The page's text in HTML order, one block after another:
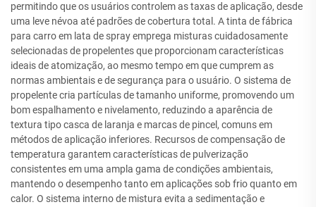
permitindo que os usuários controlem as taxas de aplicação, desde
uma leve névoa até padrões de cobertura total. A tinta de fábrica
para carro em lata de spray emprega misturas cuidadosamente
selecionadas de propelentes que proporcionam características
ideais de atomização, ao mesmo tempo em que cumprem as
normas ambientais e de segurança para o usuário. O sistema de
propelente cria partículas de tamanho uniforme, promovendo um
bom espalhamento e nivelamento, reduzindo a aparência de
textura tipo casca de laranja e marcas de pincel, comuns em
métodos de aplicação inferiores. Recursos de compensação de
temperatura garantem características de pulverização
consistentes em uma ampla gama de condições ambientais,
mantendo o desempenho tanto em aplicações sob frio quanto em
calor. O sistema interno de mistura evita a sedimentação e